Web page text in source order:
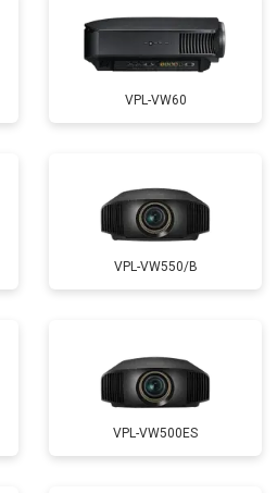
VPL-VW60
VPL-VW550/B
VPL-VW500ES